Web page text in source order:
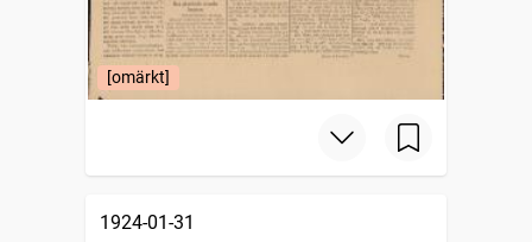
[omärkt]
1924-01-31